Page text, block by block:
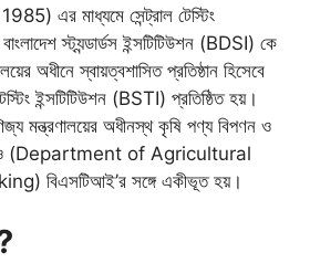
এর মাধ্যমে সেন্ট্রাল টেস্টিং
স্ট্যন্ডার্ডস ইন্সটিটিউশন (BDSI) কে
অধীনে স্বায়ত্বশাসিত প্রতিষ্ঠান হিসেবে
ইন্সটিটিউশন (BSTI) প্রতিষ্ঠিত হয়।
মন্ত্রণালয়ের অধীনস্থ কৃষি পণ্য বিপণন ও
(Department of Agricultural
বিএসটিআই’র সঙ্গে একীভূত হয়।